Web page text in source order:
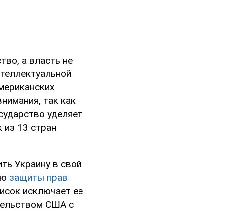
а власть не
так как
уделяет
из 13 стран
Украину в свой
защиты прав
исключает ее
США с